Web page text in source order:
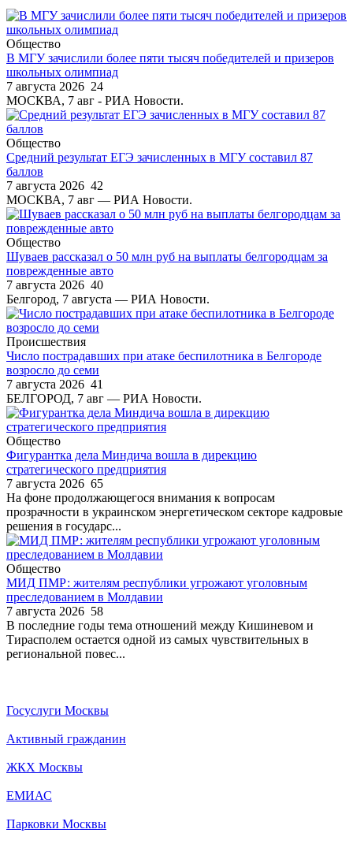
Общество
В МГУ зачислили более пяти тысяч победителей и призеров
школьных олимпиад
7 августа 2026 24
МОСКВА, 7 авг - РИА Новости.
Общество
Средний результат ЕГЭ зачисленных в МГУ составил 87
баллов
7 августа 2026 42
МОСКВА, 7 авг — РИА Новости.
Общество
Шуваев рассказал о 50 млн руб на выплаты белгородцам за
поврежденные авто
7 августа 2026 40
Белгород, 7 августа — РИА Новости.
Происшествия
Число пострадавших при атаке беспилотника в Белгороде
возросло до семи
7 августа 2026 41
БЕЛГОРОД, 7 авг — РИА Новости.
Общество
Фигурантка дела Миндича вошла в дирекцию
стратегического предприятия
7 августа 2026 65
На фоне продолжающегося внимания к вопросам
прозрачности в украинском энергетическом секторе кадровые
решения в государс...
Общество
МИД ПМР: жителям республики угрожают уголовным
преследованием в Молдавии
7 августа 2026 58
В последние годы тема отношений между Кишиневом и
Тирасполем остается одной из самых чувствительных в
региональной повес...
Госуслуги Москвы
Активный гражданин
ЖКХ Москвы
ЕМИАС
Парковки Москвы